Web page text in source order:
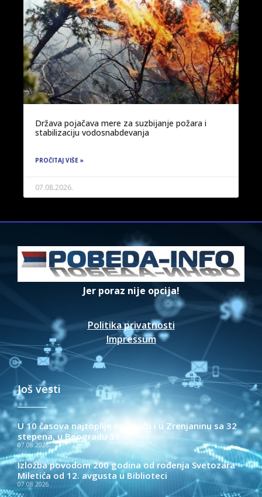
Država pojačava mere za suzbijanje požara i
stabilizaciju vodosnabdevanja
PROČITAJ VIŠE »
07.08.2026.
Jer poraz nije opcija!
Politika privatnosti
Impressum
Još vesti
U 10 časova najtoplije na Paliću i u Zrenjaninu sa 32
stepena, u Beogradu 31
07.08.2026.
Izložba povodom 200 godina od rođenja Svetozara
Miletića od 12. avgusta u Biblioteci
07.08.2026.